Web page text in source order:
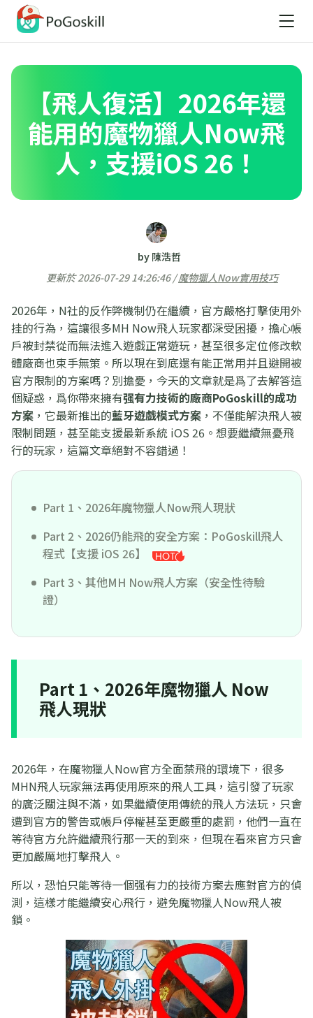
【飛人復活】2026年還
能用的魔物獵人Now飛
人，支援iOS 26！
by 陳浩哲
更新於 2026-07-29 14:26:46 /魔物獵人Now實用技巧
2026年，N社的反作弊機制仍在繼續，官方嚴格打擊使用外
挂的行為，這讓很多MH Now飛人玩家都深受困擾，擔心帳
戶被封禁從而無法進入遊戲正常遊玩，甚至很多定位修改軟
體廠商也束手無策。所以現在到底還有能正常用并且避開被
官方限制的方案嗎？別擔憂，今天的文章就是爲了去解答這
個疑惑，爲你帶來擁有强有力技術的廠商PoGoskill的成功
方案 ，它最新推出的藍牙遊戲模式方案 ，不僅能解決飛人被
限制問題，甚至能支援最新系統 iOS 26。想要繼續無憂飛
行的玩家，這篇文章絕對不容錯過！
Part 1、2026年魔物獵人Now飛人現狀
Part 2、2026仍能飛的安全方案：PoGoskill飛人
程式【支援 iOS 26】
Part 3、其他MH Now飛人方案（安全性待驗
證）
Part 1、2026年魔物獵人 Now
飛人現狀
2026年，在魔物獵人Now官方全面禁飛的環境下，很多
MHN飛人玩家無法再使用原來的飛人工具，這引發了玩家
的廣泛關注與不滿，如果繼續使用傳統的飛人方法玩，只會
遭到官方的警告或帳戶停權甚至更嚴重的處罰，他們一直在
等待官方允許繼續飛行那一天的到來，但現在看來官方只會
更加嚴厲地打擊飛人。
所以，恐怕只能等待一個强有力的技術方案去應對官方的偵
測，這樣才能繼續安心飛行，避免魔物獵人Now飛人被
鎖。